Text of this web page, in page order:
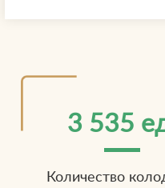
3 535
Количество